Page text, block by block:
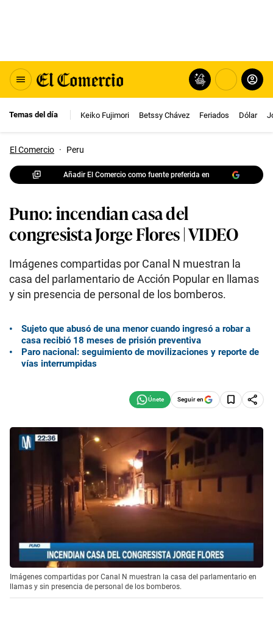
Temas del día Keiko Fujimori Betssy Chávez Feriados Dólar
El Comercio · Peru
Añadir El Comercio como fuente preferida en
Puno: incendian casa del
congresista Jorge Flores | VIDEO
Imágenes compartidas por Canal N muestran la
casa del parlamentario de Acción Popular en llamas
y sin presencia de personal de los bomberos.
Sujeto que abusó de una menor cuando ingresó a robar a
casa recibió 18 meses de prisión preventiva
Paro nacional: seguimiento de movilizaciones y reporte de
vías interrumpidas
Seguir en
Imágenes compartidas por Canal N muestran la casa del parlamentario en
llamas y sin presencia de personal de los bomberos.